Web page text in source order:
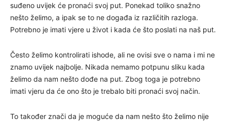
suđeno uvijek će pronaći svoj put. Ponekad toliko snažno
nešto želimo, a ipak se to ne događa iz različitih razloga.
Potrebno je imati vjere u život i kada će što poslati na naš put.
Često želimo kontrolirati ishode, ali ne ovisi sve o nama i mi ne
znamo uvijek najbolje. Nikada nemamo potpunu sliku kada
želimo da nam nešto dođe na put. Zbog toga je potrebno
imati vjeru da će ono što je trebalo biti pronaći svoj način.
To također znači da je moguće da nam nešto što želimo nije